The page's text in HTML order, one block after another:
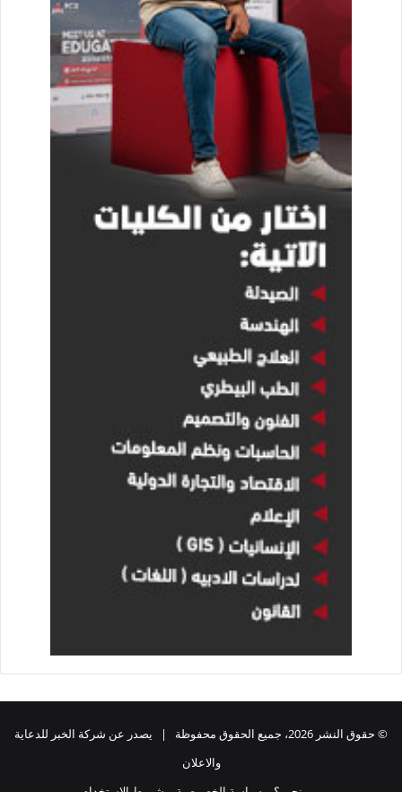
© حقوق النشر 2026، جميع الحقوق محفوظة | يصدر عن شركة الخبر للدعاية
والاعلان